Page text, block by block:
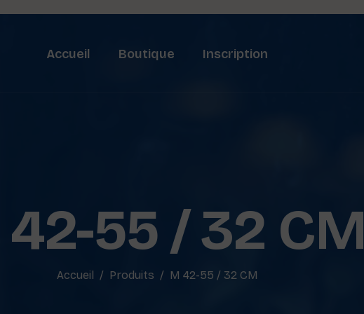
Accueil Boutique Inscription
55 / 32 CM
Accueil Produits M 42-55 / 32 CM